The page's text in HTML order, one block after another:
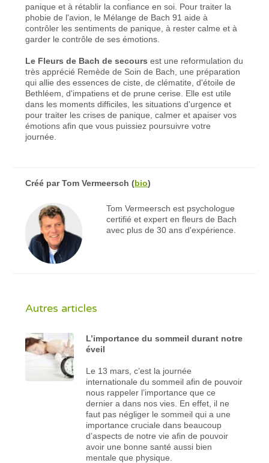
panique et à rétablir la confiance en soi. Pour traiter la
phobie de l'avion, le Mélange de Bach 91 aide à
contrôler les sentiments de panique, à rester calme et à
garder le contrôle de ses émotions.
Le Fleurs de Bach de secours est une reformulation du
très apprécié Remède de Soin de Bach, une préparation
qui allie des essences de ciste, de clématite, d'étoile de
Bethléem, d'impatiens et de prune cerise. Elle est utile
dans les moments difficiles, les situations d'urgence et
pour traiter les crises de panique, calmer et apaiser vos
émotions afin que vous puissiez poursuivre votre
journée.
Créé parTom Vermeersch (bio)
Tom Vermeersch est psychologue
certifié et expert en fleurs de Bach
avec plus de 30 ans d'expérience.
Autres articles
L’importance du sommeil durant notre
éveil
Le 13 mars, c’est la journée
internationale du sommeil afin de pouvoir
nous rappeler l’importance que ce
dernier a dans nos vies. En effet, il ne
faut pas négliger le sommeil qui a une
importance cruciale dans beaucoup
d’aspects de notre vie afin de pouvoir
avoir une bonne santé aussi bien
mentale que physique.